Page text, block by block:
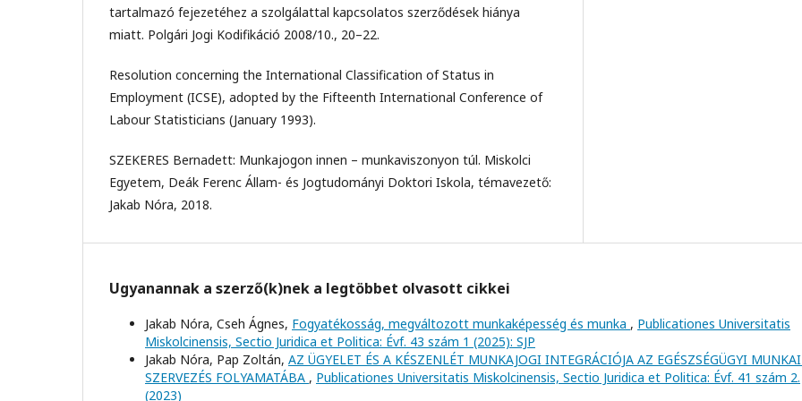
tartalmazó fejezetéhez a szolgálattal kapcsolatos szerződések hiánya
miatt. Polgári Jogi Kodifikáció 2008/10., 20–22.
Resolution concerning the International Classification of Status in
Employment (ICSE), adopted by the Fifteenth International Conference of
Labour Statisticians (January 1993).
SZEKERES Bernadett: Munkajogon innen – munkaviszonyon túl. Miskolci
Egyetem, Deák Ferenc Állam- és Jogtudományi Doktori Iskola, témavezető:
Jakab Nóra, 2018.
Ugyanannak a szerző(k)nek a legtöbbet olvasott cikkei
Jakab Nóra, Cseh Ágnes, Fogyatékosság, megváltozott munkaképesség és munka , Publicationes Universitatis
Miskolcinensis, Sectio Juridica et Politica: Évf. 43 szám 1 (2025): SJP
Jakab Nóra, Pap Zoltán, AZ ÜGYELET ÉS A KÉSZENLÉT MUNKAJOGI INTEGRÁCIÓJA AZ EGÉSZSÉGÜGYI
SZERVEZÉS FOLYAMATÁBA , Publicationes Universitatis Miskolcinensis, Sectio Juridica et Politica: Évf. 41 szám 2.
(2023)